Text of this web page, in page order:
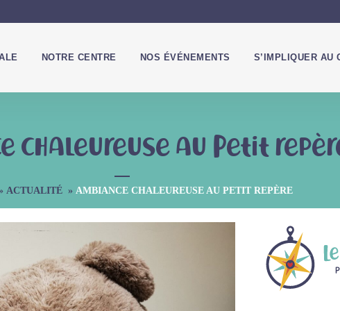
NOTRE CENTRE NOS ÉVÉNEMENTS S’IMPLIQUER AU
chaleureuse au Petit
ACTUALITÉ » AMBIANCE CHALEUREUSE AU PETIT REPÈRE